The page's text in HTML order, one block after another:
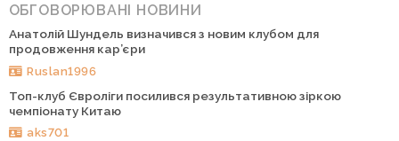
ОБГОВОРЮВАНІ НОВИНИ
Анатолій Шундель визначився з новим клубом для
продовження кар’єри
Ruslan1996
Топ-клуб Євроліги посилився результативною зіркою
чемпіонату Китаю
aks701